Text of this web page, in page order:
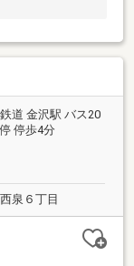
道 金沢駅 バス20
停歩4分
泉６丁目